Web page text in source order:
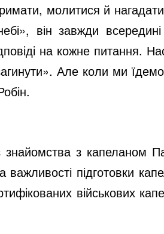
молитися й
він завжди
на кожне питання.
Але коли ми
знайомства з капеланом
підготовки
військових